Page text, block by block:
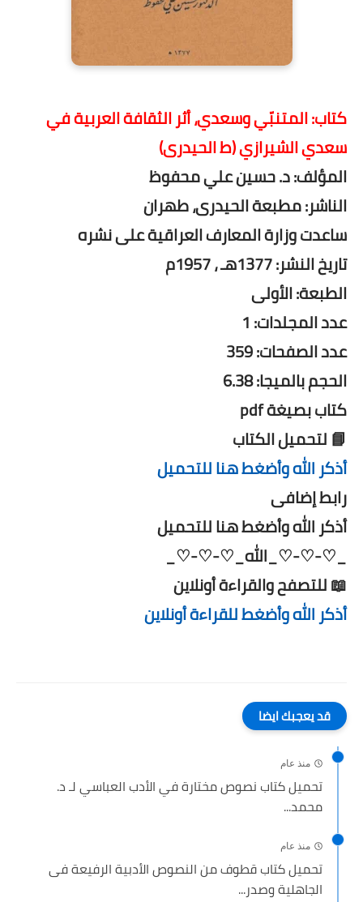
كتاب: المتنبّي وسعدي، أثر الثقافة العربية في
سعدي الشيرازي (ط الحيدرى)
المؤلف: د. حسين علي محفوظ
الناشر: مطبعة الحيدرى، طهران
ساعدت وزارة المعارف العراقية على نشره
تاريخ النشر: 1377هـ ، 1957م
الطبعة: الأولى
عدد المجلدات: 1
عدد الصفحات: 359
الحجم بالميجا: 6.38
كتاب بصيغة pdf
📘 لتحميل الكتاب
أذكر الله وأضغط هنا للتحميل
رابط إضافى
أذكر الله وأضغط هنا للتحميل
_♡-♡-♡_الله_♡-♡-♡_
📖 للتصفح والقراءة أونلاين
أذكر الله وأضغط للقراءة أونلاين
قد يعجبك ايضا
منذ عام
تحميل كتاب نصوص مختارة في الأدب العباسي لـ د.
محمد...
منذ عام
تحميل كتاب قطوف من النصوص الأدبية الرفيعة فى
الجاهلية وصدر...